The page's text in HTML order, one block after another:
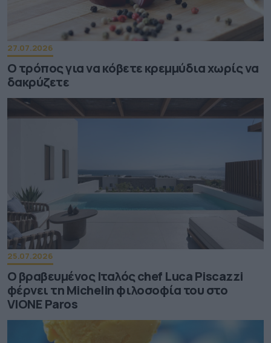
27.07.2026
Ο τρόπος για να κόβετε κρεμμύδια χωρίς να
δακρύζετε
25.07.2026
Ο βραβευμένος Ιταλός chef Luca Piscazzi
φέρνει τη Michelin φιλοσοφία του στο
VIONE Paros